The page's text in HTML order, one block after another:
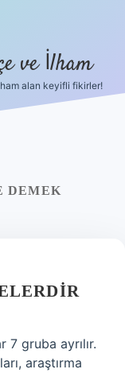
ve İlham
alan keyifli fikirler!
DEMEK
7 gruba ayrılır.
araştırma